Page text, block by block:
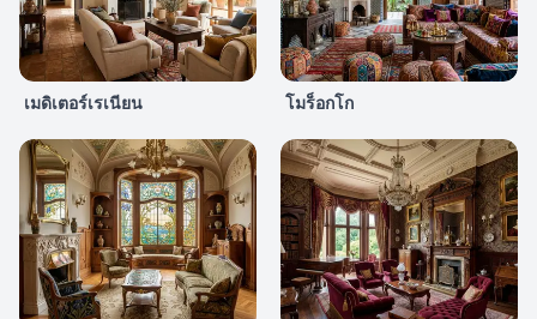
เมดิเตอร์เรเนียน โมร็อกโก